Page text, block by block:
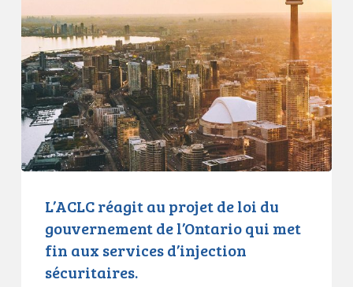
au
projet
de
loi
du
gouvernement
l’Ontario
qui
services
d’injection
L’ACLC réagit au projet de loi du
gouvernement de l’Ontario qui met
fin aux services d’injection
sécuritaires.